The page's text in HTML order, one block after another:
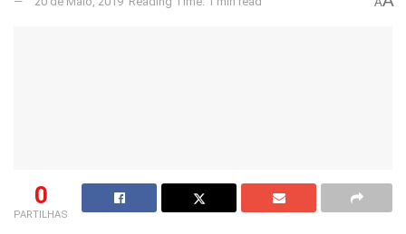
0
PARTILHAS